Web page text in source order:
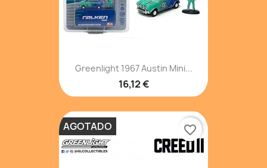
Greenlight 1967 Austin Mini...
16,12 €
AGOTADO favorite_border